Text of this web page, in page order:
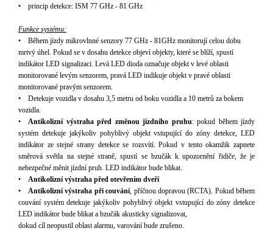
• princip detekce: ISM 77 GHz - 81 GHz
Funkce systému:
• Během jízdy mikrovlnné senzory 77 GHz - 81GHz monitorují celou dobu
mrtvý úhel. Pokud se v dosahu detekce objeví objekty, které se blíží, spustí
indikátor LED signalizaci. Levá LED dioda označuje objekt v levé oblasti
monitorované levým senzorem, pravá LED indikuje objekt v pravé oblasti
monitorované pravým senzorem.
• Detekuje vozidla v dosahu 3,5 metru od boku vozidla a 10 metrů za bokem
vozidla.
• Antikolizní výstraha před změnou jízdního pruhu: pokud během jízdy
systém detekuje jakýkoliv pohyblivý objekt vstupující do zóny detekce, LED
indikátor ze stejné strany detekce se rozsvítí. Pokud v tento okamžik zapnete
směrová světla na stejné straně, spustí se bzučák k upozornění řidiče, že je
nebezpečné měnit jízdní pruh. LED indikátor bude blikat.
• Antikolizní výstraha před otevřením dveří
• Antikolizní výstraha při couvání, příčnou dopravou (RCTA). Pokud během
couvání systém detekuje jakýkoliv pohyblivý objekt vstupující do zóny detekce
LED indikátor bude blikat a bzučák akusticky signalizovat,
dokud cíl neopustil oblast alarmu, varování bude zrušeno.